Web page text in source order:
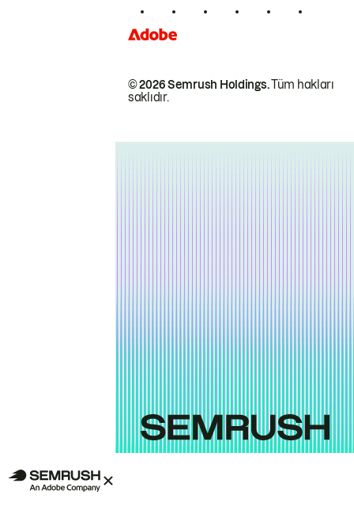
© 2026 Semrush Holdings.Tüm hakları
saklıdır.